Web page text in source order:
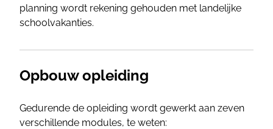
planning wordt rekening gehouden met landelijke
schoolvakanties.
Opbouw opleiding
Gedurende de opleiding wordt gewerkt aan zeven
verschillende modules, te weten: